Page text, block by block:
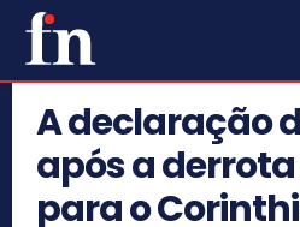
A declaração
após a
para o